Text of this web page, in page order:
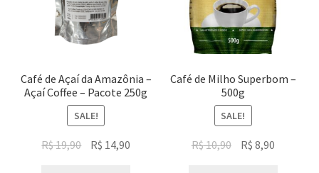
Café de Açaí da Amazônia –
Açaí Coffee – Pacote 250g
SALE!
R$19,90 Original
R$ 14,90
Café de Milho Superbom –
500g
SALE!
R$10,90 Original
R$ 8,90Current